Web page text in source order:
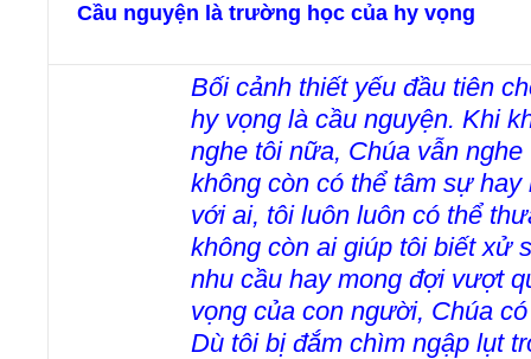
Cầu nguyện là trường học của hy vọng
Bối cảnh thiết yếu đầu tiên
hy vọng là cầu nguyện. Khi
nghe tôi nữa, Chúa vẫn nghe
không còn có thể tâm sự
với ai, tôi luôn luôn có thể
không còn ai giúp tôi biết xử
nhu cầu hay mong đợi vượt
vọng của con người, Chúa
Dù tôi bị đắm chìm ngập lụt